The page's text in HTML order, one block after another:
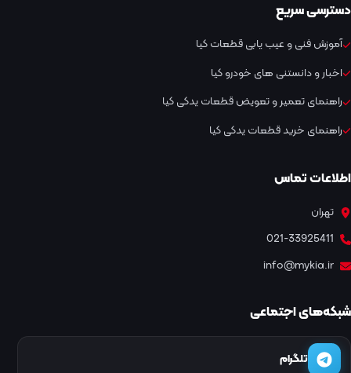
دسترسی سریع
آموزش فنی و عیب یابی قطعات کیا
اخبار و دانستنی های خودرو کیا
راهنمای تعمیر و تعویض قطعات یدکی کیا
راهنمای خرید قطعات یدکی کیا
اطلاعات تماس
تهران
021-33925411
info@mykia.ir
شبکه‌های اجتماعی
تلگرام